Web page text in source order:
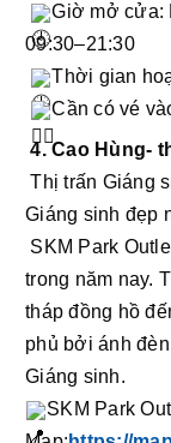
Giờ mở cửa:
09:30–21:30
Thời gian
Cần có vé
4. Cao Hùng-
Thị trấn Giáng sinh siêu mộng mơ!  Tuyết rơi ở thị trấn
Giáng sinh đẹp
trong năm nay.
tháp đồng hồ
phủ bởi ánh
Giáng sinh.
SKM Park